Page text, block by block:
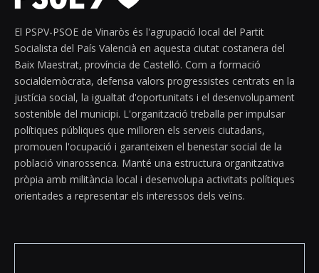
El PSPV-PSOE de Vinaròs és l'agrupació local del Partit
Socialista del País Valencià en aquesta ciutat costanera del
Baix Maestrat, província de Castelló. Com a formació
socialdemòcrata, defensa valors progressistes centrats en la
justícia social, la igualtat d'oportunitats i el desenvolupament
sostenible del municipi. L'organització treballa per impulsar
polítiques públiques que milloren els serveis ciutadans,
promouen l'ocupació i garanteixen el benestar social de la
població vinarossenca. Manté una estructura organitzativa
pròpia amb militància local i desenvolupa activitats polítiques
orientades a representar els interessos dels veïns.